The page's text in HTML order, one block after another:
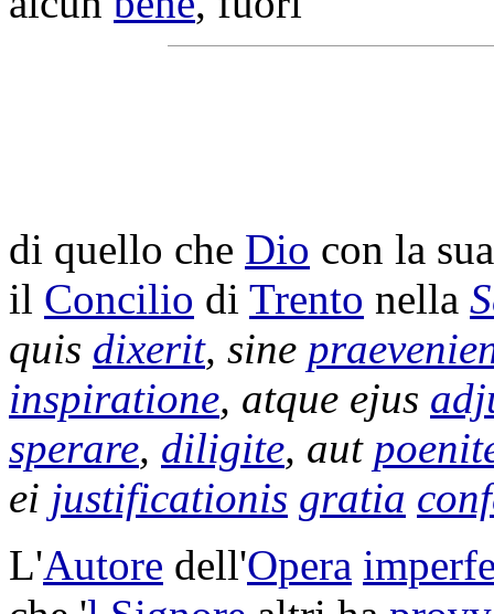
di quello che Dio con la
il Concilio di Trento nella
quis dixerit, sine
inspiratione, atque ejus
sperare, diligite, aut
ei justificationis gratia
L'Autore dell'Opera